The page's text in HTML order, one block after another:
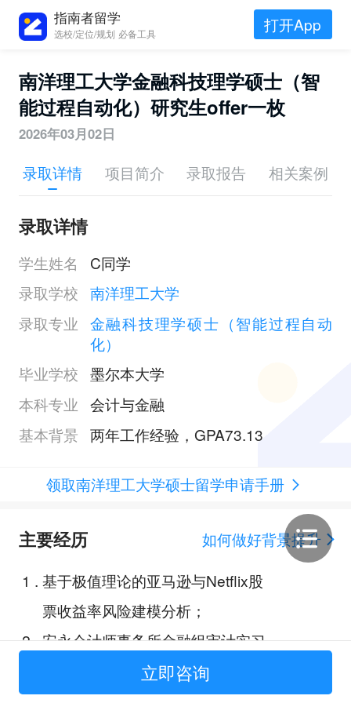
指南者留学
选校/定位/规划 必备工具 打开App
南洋理工大学金融科技理学硕士（智
能过程自动化）研究生offer一枚
2026年03月02日
录取详情 项目简介 录取报告 相关案例
录取详情
学生姓名
C同学
录取学校 南洋理工大学
录取专业 金融科技理学硕士（智能过程自动
化）
毕业学校 墨尔本大学
本科专业 会计与金融
基本背景 两年工作经验，GPA73.13
领取南洋理工大学硕士留学申请手册
主要经历
如何做好背景提升
1 . 基于极值理论的亚马逊与Netflix股
票收益率风险建模分析；
2.安永会计师事务所金融组审计实习
立即咨询